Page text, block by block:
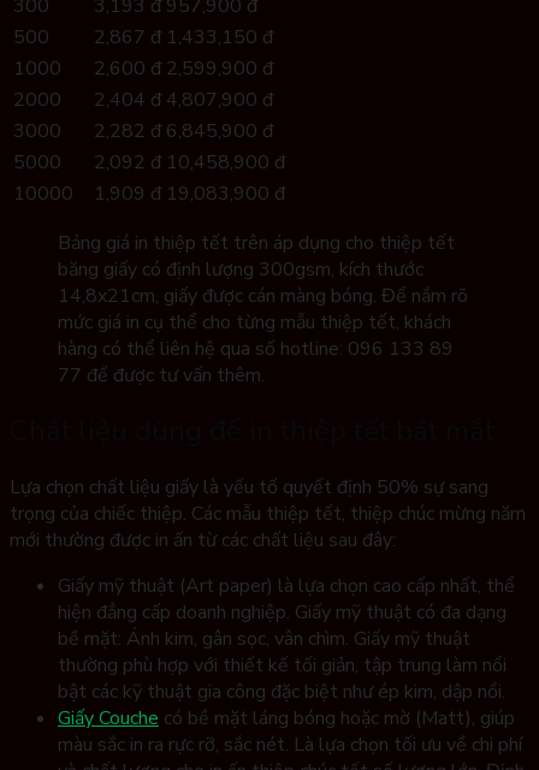
300
3,193 đ 957,900 đ
500
2,867 đ 1,433,150 đ
1000
2,600 đ 2,599,900 đ
2000
2,404 đ 4,807,900 đ
3000
2,282 đ 6,845,900 đ
5000
2,092 đ 10,458,900 đ
10000
1,909 đ 19,083,900 đ
Bảng giá in thiệp tết trên áp dụng cho thiệp tết
băng giấy có định lượng 300gsm, kích thước
14,8x21cm, giấy được cán màng bóng. Để nắm rõ
mức giá in cụ thể cho từng mẫu thiệp tết, khách
hàng có thể liên hệ qua số hotline: 096 133 89
77 để được tư vấn thêm.
Lựa chọn chất liệu giấy là yếu tố quyết định 50% sự sang
trọng của chiếc thiệp. Các mẫu thiệp tết, thiệp chúc mừng năm
mới thường được in ấn từ các chất liệu sau đây:
Giấy mỹ thuật (Art paper) là lựa chọn cao cấp nhất, thể
hiện đẳng cấp doanh nghiệp. Giấy mỹ thuật có đa dạng
bề mặt: Ánh kim, gân sọc, vân chìm. Giấy mỹ thuật
thường phù hợp với thiết kế tối giản, tập trung làm nổi
bật các kỹ thuật gia công đặc biệt như ép kim, dập nổi.
Giấy Couche có bề mặt láng bóng hoặc mờ (Matt), giúp
màu sắc in ra rực rỡ, sắc nét. Là lựa chọn tối ưu về chi phí